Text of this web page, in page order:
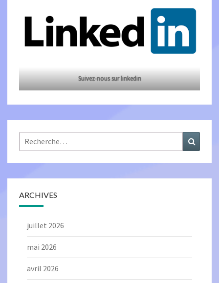
Suivez-nous sur linkedin
Rechercher :
ARCHIVES
juillet 2026
mai 2026
avril 2026